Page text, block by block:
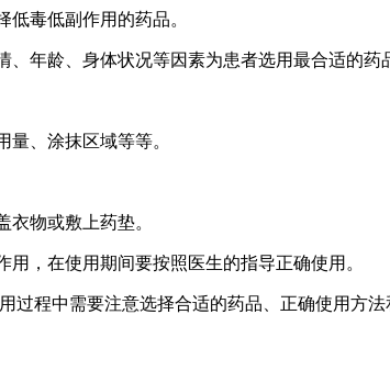
毒低副作用的药品。
年龄、身体状况等因素为患者选用最合适的药
、涂抹区域等等。
物或敷上药垫。
，在使用期间要按照医生的指导正确使用。
程中需要注意选择合适的药品、正确使用方